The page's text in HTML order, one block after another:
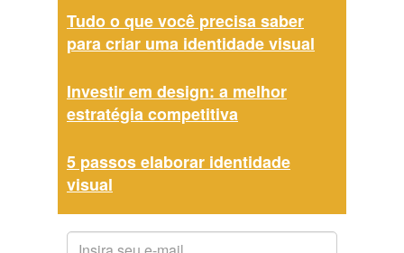
Tudo o que você precisa saber
para criar uma identidade visual
Investir em design: a melhor
estratégia competitiva
5 passos elaborar identidade
visual